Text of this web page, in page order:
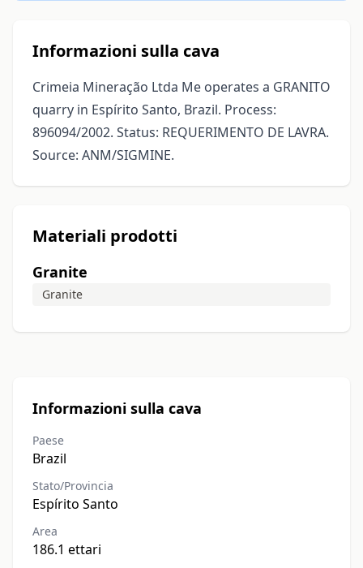
Informazioni sulla cava
Crimeia Mineração Ltda Me operates a GRANITO
quarry in Espírito Santo, Brazil. Process:
896094/2002. Status: REQUERIMENTO DE LAVRA.
Source: ANM/SIGMINE.
Materiali prodotti
Granite
Granite
Informazioni sulla cava
Paese
Brazil
Stato/Provincia
Espírito Santo
Area
186.1 ettari